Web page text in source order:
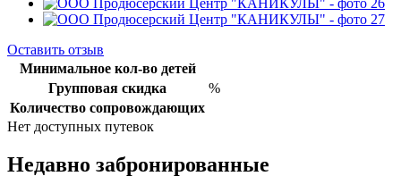
Оставить отзыв
Минимальное кол-во детей
Групповая скидка
%
Количество сопровождающих
Нет доступных путевок
Недавно забронированные